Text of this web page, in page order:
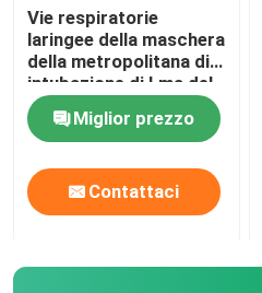
Vie respiratorie
laringee della maschera
della metropolitana di
intubazione di Lma del
polimero medico per
chirurgiaMiglior prezzo
Contattaci